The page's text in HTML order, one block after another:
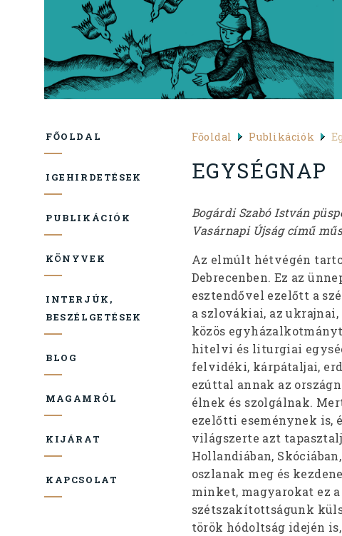
FŐOLDAL
IGEHIRDETÉSEK
PUBLIKÁCIÓK
KÖNYVEK
INTERJÚK,
BESZÉLGETÉSEK
BLOG
MAGAMRÓL
KIJÁRAT
KAPCSOLAT
Főoldal Publikációk
EGYSÉGNAP
Bogárdi Szabó István
Vasárnapi Újság című
Az elmúlt hétvégén
Debrecenben. Ez az
esztendővel ezelőtt a
a szlovákiai, az
közös
hitelvi és liturgiai
felvidéki, kárpátaljai,
ezúttal annak az
élnek és szolgálnak.
ezelőtti eseménynek is,
világszerte azt
Hollandiában,
oszlanak meg és
minket, magyarokat ez
szétszakítottságunk
török hódoltság idején